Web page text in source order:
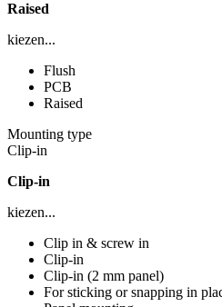
Raised
kiezen...
Flush
PCB
Raised
Mounting type
Clip-in
Clip-in
kiezen...
Clip in & screw in
Clip-in
Clip-in (2 mm panel)
For sticking or snapping in